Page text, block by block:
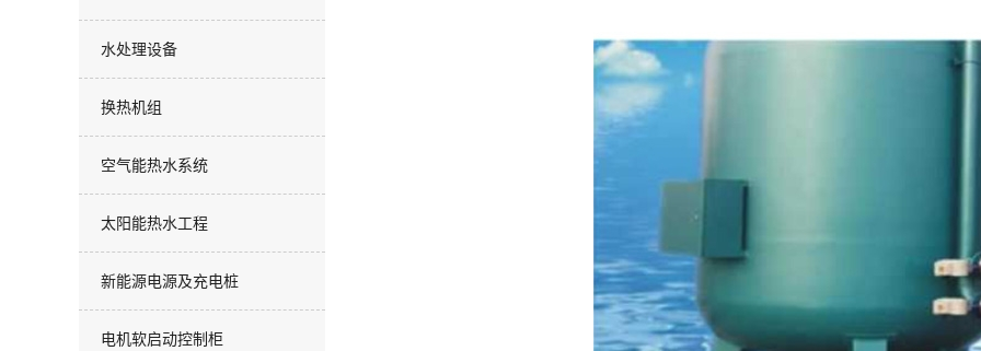
水处理设备
换热机组
空气能热水系统
太阳能热水工程
新能源电源及充电桩
电机软启动控制柜